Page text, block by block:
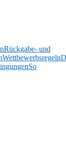
Rückgabe- und
Wettbewerbsregeln
So